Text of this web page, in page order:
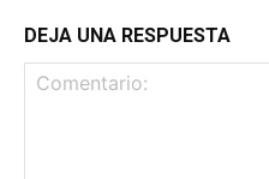
DEJA UNA RESPUESTA